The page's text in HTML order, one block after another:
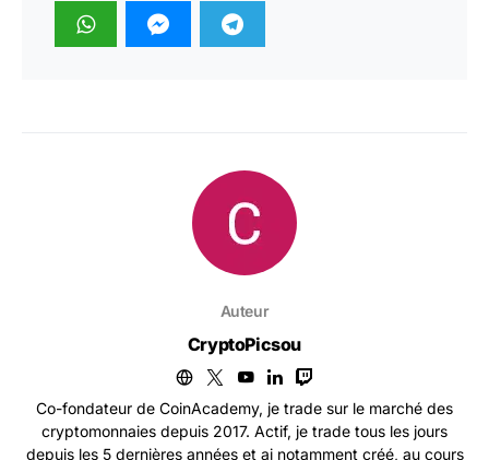
Auteur
CryptoPicsou
Co-fondateur de CoinAcademy, je trade sur le marché des
cryptomonnaies depuis 2017. Actif, je trade tous les jours
depuis les 5 dernières années et ai notamment créé, au cours